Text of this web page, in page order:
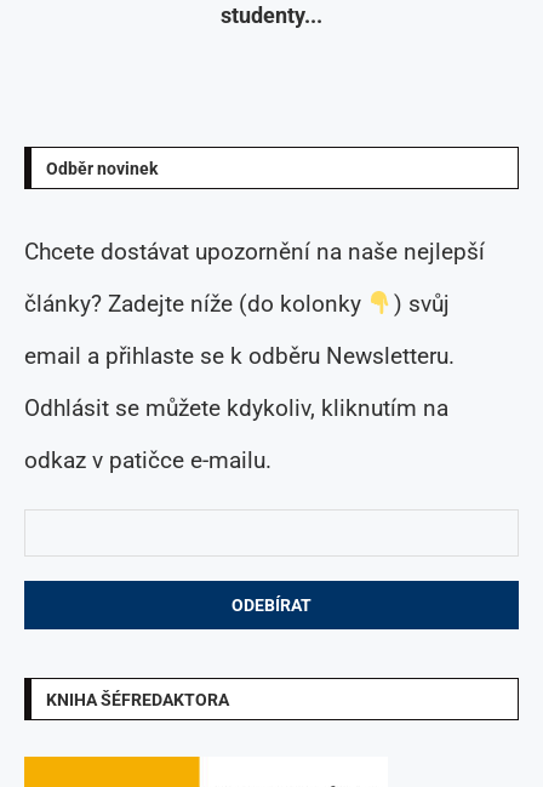
studenty...
Odběr novinek
Chcete dostávat upozornění na naše nejlepší
články? Zadejte níže (do kolonky
) svůj
email a přihlaste se k odběru Newsletteru.
Odhlásit se můžete kdykoliv, kliknutím na
odkaz v patičce e-mailu.
KNIHA ŠÉFREDAKTORA